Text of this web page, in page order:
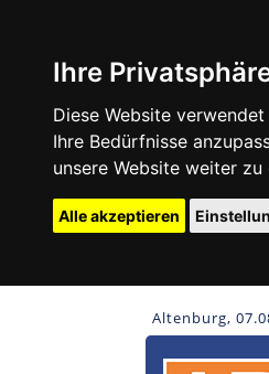
Ihre
Diese Website
Ihre Bedürfnisse
unsere Website weiter
Alle akzeptieren
Altenburg,